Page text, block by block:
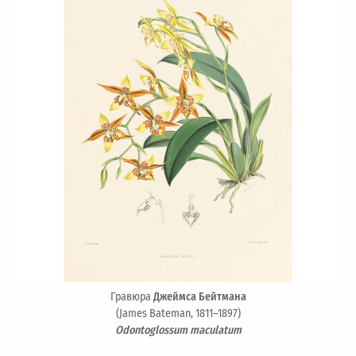
ГравюраДжеймса Бейтмана
(James Bateman, 1811–1897)
Odontoglossum maculatum